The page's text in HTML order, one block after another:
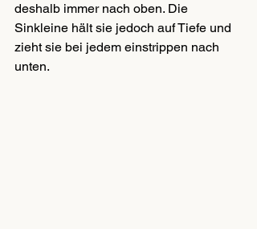
deshalb immer nach oben. Die
Sinkleine hält sie jedoch auf Tiefe und
zieht sie bei jedem einstrippen nach
unten.